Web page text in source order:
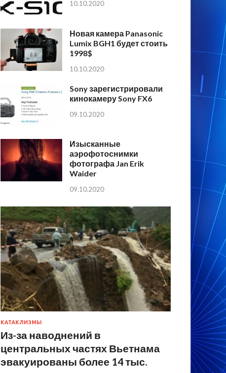
10.10.2020
Новая камера Panasonic
Lumix BGH1 будет стоить
1998$
10.10.2020
Sony зарегистрировали
кинокамеру Sony FX6
09.10.2020
Изысканные
аэрофотоснимки
фотографа Jan Erik
Waider
09.10.2020
КАТАКЛИЗМЫ
Из-за наводнений в
центральных частях Вьетнама
эвакуированы более 14 тыс.